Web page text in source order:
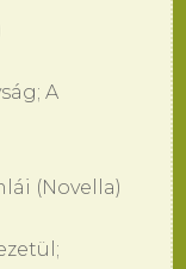
A
(Novella)